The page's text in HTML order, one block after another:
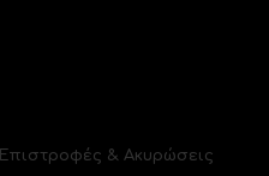
Επιστροφές & Ακυρώσεις